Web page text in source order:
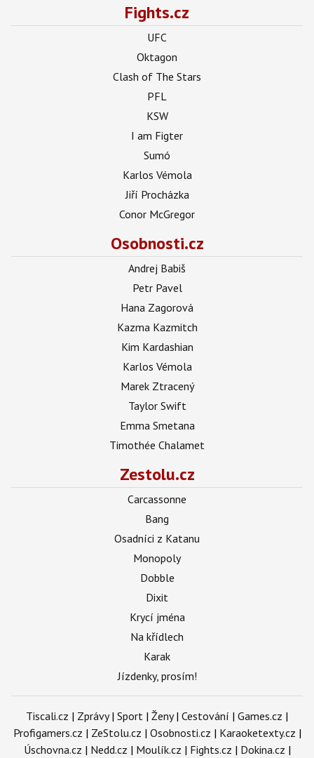
Fights.cz
UFC
Oktagon
Clash of The Stars
PFL
KSW
I am Figter
Sumó
Karlos Vémola
Jiří Procházka
Conor McGregor
Osobnosti.cz
Andrej Babiš
Petr Pavel
Hana Zagorová
Kazma Kazmitch
Kim Kardashian
Karlos Vémola
Marek Ztracený
Taylor Swift
Emma Smetana
Timothée Chalamet
Zestolu.cz
Carcassonne
Bang
Osadníci z Katanu
Monopoly
Dobble
Dixit
Krycí jména
Na křídlech
Karak
Jízdenky, prosím!
Tiscali.cz | Zprávy| Sport | Ženy| Cestování | Games.cz |
Profigamers.cz | ZeStolu.cz | Osobnosti.cz | Karaoketexty.cz |
Úschovna.cz | Nedd.cz | Moulík.cz | Fights.cz | Dokina.cz |